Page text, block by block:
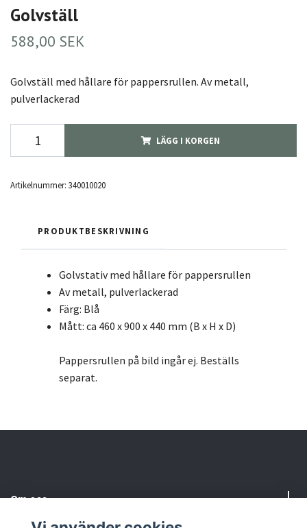
Golvställ
588,00 SEK
Golvställ med hållare för pappersrullen. Av metall,
pulverlackerad
LÄGG I KORGEN
Artikelnummer: 340010020
PRODUKTBESKRIVNING
Golvstativ med hållare för pappersrullen
Av metall, pulverlackerad
Färg: Blå
Mått: ca 460 x 900 x 440 mm (B x H x D)
Pappersrullen på bild ingår ej. Beställs
separat.
Om oss